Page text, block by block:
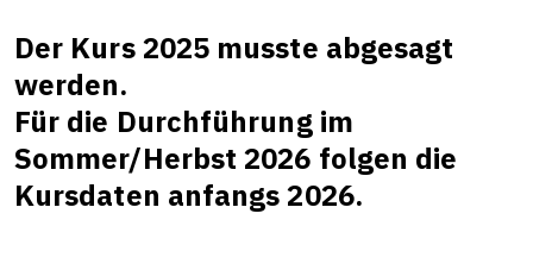
Der Kurs 2025 musste abgesagt
werden.
Für die Durchführung im
Sommer/Herbst 2026 folgen die
Kursdaten anfangs 2026.